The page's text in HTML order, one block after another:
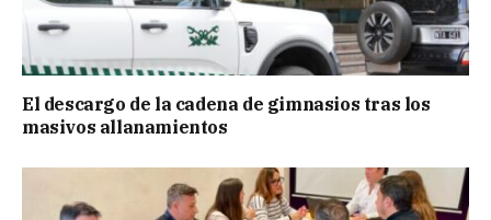
El descargo de la cadena de gimnasios tras los
masivos allanamientos